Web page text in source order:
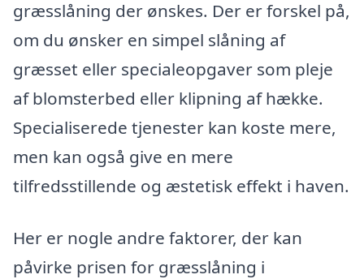
græsslåning der ønskes. Der er forskel på,
om du ønsker en simpel slåning af
græsset eller specialeopgaver som pleje
af blomsterbed eller klipning af hække.
Specialiserede tjenester kan koste mere,
men kan også give en mere
tilfredsstillende og æstetisk effekt i haven.
Her er nogle andre faktorer, der kan
påvirke prisen for græsslåning i